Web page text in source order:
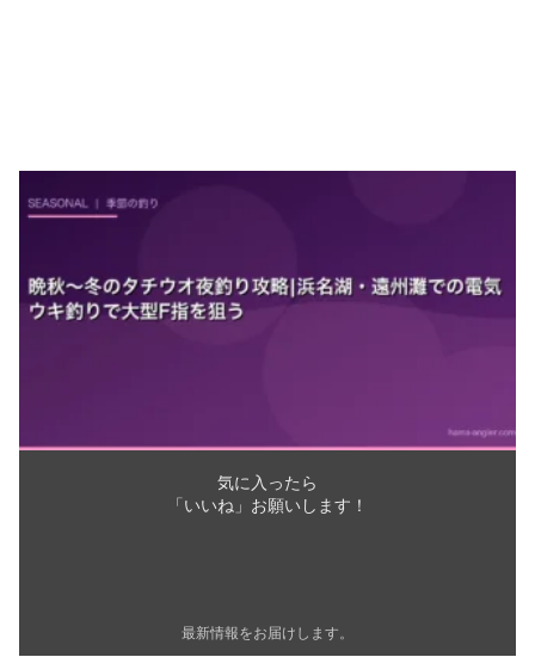
気に入ったら
「いいね」お願いします！
最新情報をお届けします。